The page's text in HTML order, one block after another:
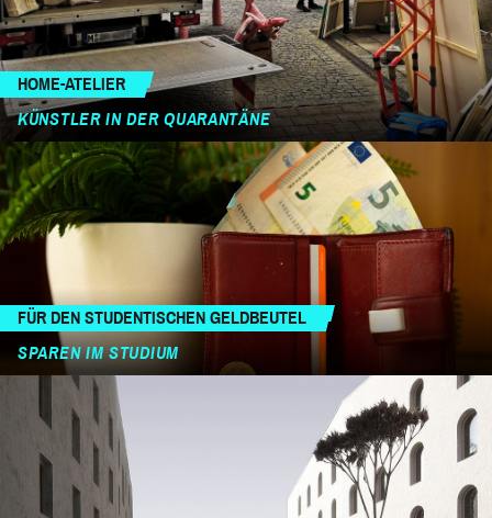
HOME-ATELIER
KÜNSTLER IN DER QUARANTÄNE
FÜR DEN STUDENTISCHEN GELDBEUTEL
SPAREN IM STUDIUM